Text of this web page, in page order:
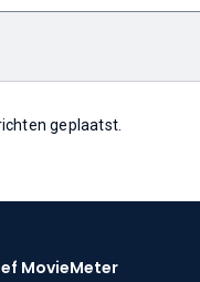
geplaatst.
MovieMeter